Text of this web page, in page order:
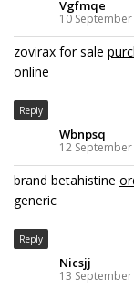
Vgfmqe
10
zovirax for sale
online
Reply
Wbnpsq
12
brand betahistine
generic
Reply
Nicsjj
13